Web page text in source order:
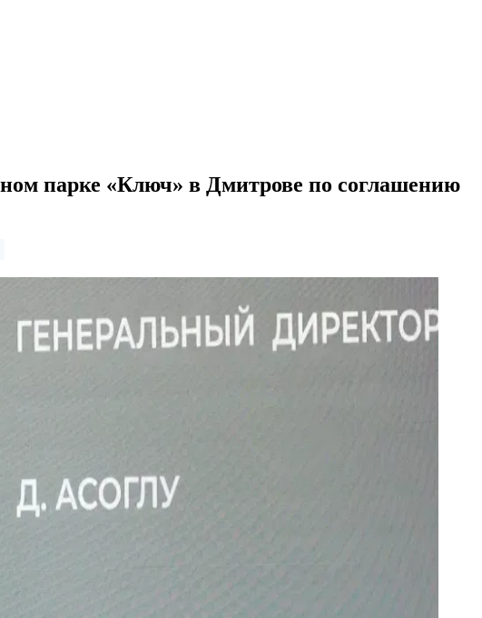
парке «Ключ» в Дмитрове по соглашению